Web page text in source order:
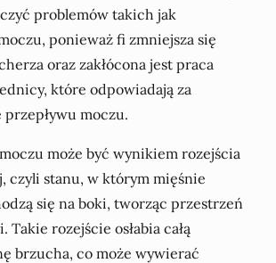
problemów takich jak
ponieważ fi zmniejsza się
oraz zakłócona jest praca
które odpowiadają za
moczu.
może być wynikiem rozejścia
czyli stanu, w którym mięśnie
się na boki, tworząc przestrzeń
rozejście osłabia całą
brzucha, co może wywierać